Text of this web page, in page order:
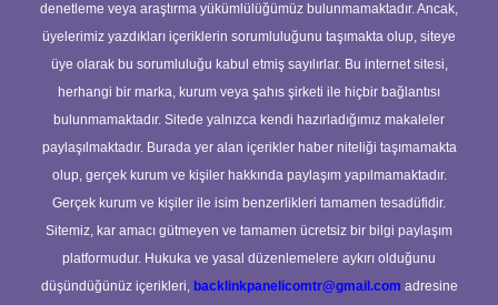
denetleme veya araştırma yükümlülüğümüz bulunmamaktadır. Ancak,
üyelerimiz yazdıkları içeriklerin sorumluluğunu taşımakta olup, siteye
üye olarak bu sorumluluğu kabul etmiş sayılırlar. Bu internet sitesi,
herhangi bir marka, kurum veya şahıs şirketi ile hiçbir bağlantısı
bulunmamaktadır. Sitede yalnızca kendi hazırladığımız makaleler
paylaşılmaktadır. Burada yer alan içerikler haber niteliği taşımamakta
olup, gerçek kurum ve kişiler hakkında paylaşım yapılmamaktadır.
Gerçek kurum ve kişiler ile isim benzerlikleri tamamen tesadüfidir.
Sitemiz, kar amacı gütmeyen ve tamamen ücretsiz bir bilgi paylaşım
platformudur. Hukuka ve yasal düzenlemelere aykırı olduğunu
düşündüğünüz içerikleri, backlinkpanelicomtr@gmail.com adresine